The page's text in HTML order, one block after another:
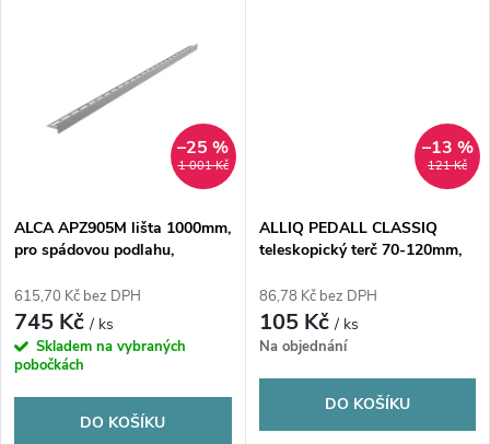
1 001 Kč
–25 %
ALCA APZ905M lišta 1000mm,
pro spádovou podlahu,
615,70 Kč bez DPH
745 Kč/ ks
Skladem na vybraných
pobočkách
DO KOŠÍKU
121 Kč
–13 %
ALLIQ PEDALL CLASSIQ
teleskopický terč 70-120mm,
86,78 Kč bez DPH
105 Kč/ ks
Na objednání
DO KOŠÍKU